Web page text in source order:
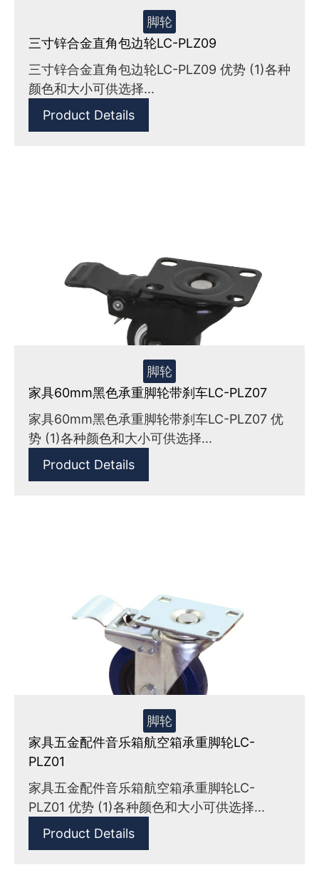
脚轮
三寸锌合金直角包边轮LC-PLZ09
三寸锌合金直角包边轮LC-PLZ09 优势 (1)各种
颜色和大小可供选择...
Product Details
脚轮
家具60mm黑色承重脚轮带刹车LC-PLZ07
家具60mm黑色承重脚轮带刹车LC-PLZ07 优
势 (1)各种颜色和大小可供选择...
Product Details
脚轮
家具五金配件音乐箱航空箱承重脚轮LC-
PLZ01
家具五金配件音乐箱航空箱承重脚轮LC-
PLZ01 优势 (1)各种颜色和大小可供选择...
Product Details